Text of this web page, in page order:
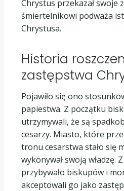
Chrystus przekazał swoje
śmiertelnikowi podważa
Chrystusa.
Historia
zastępstwa
Pojawiło się ono
papiestwa. Z początku
utrzymywali, że są
cesarzy. Miasto, które
tronu cesarstwa stało się
wykonywał swoją władzę.
przybywało biskupów i
akceptowali go jako